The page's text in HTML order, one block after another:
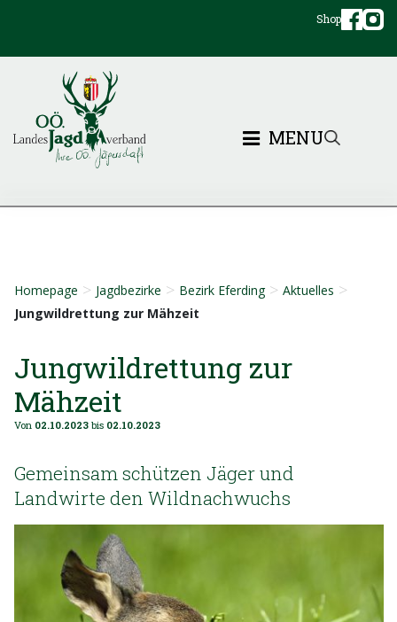
Shop
MENU
Homepage > Jagdbezirke > Bezirk Eferding > Aktuelles >
Jungwildrettung zur Mähzeit
Jungwildrettung zur
Mähzeit
Von 02.10.2023 bis 02.10.2023
Gemeinsam schützen Jäger und
Landwirte den Wildnachwuchs